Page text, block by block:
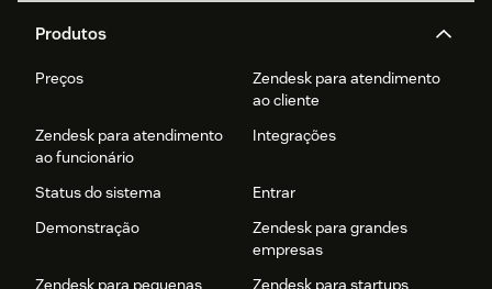
Produtos
Preços
Zendesk para atendimento
ao cliente
Zendesk para atendimento
ao funcionário
Integrações
Status do sistema
Entrar
Demonstração
Zendesk para grandes
empresas
Zendesk para pequenas
Zendesk para startups